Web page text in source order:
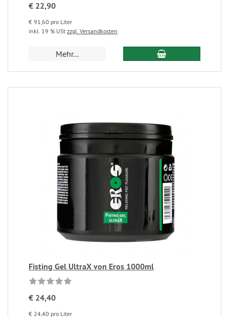
€ 22,90
€ 91,60 pro Liter
inkl. 19 % USt zzgl. Versandkosten
Mehr...
Fisting Gel UltraX von Eros 1000ml
€ 24,40
€ 24,40 pro Liter